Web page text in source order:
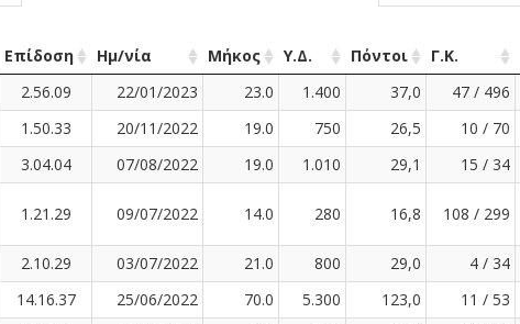
Επίδοση Ημ/νία Μήκος Υ.Δ. Πόντοι Γ.Κ.
2.56.09 22/01/2023 23.0 1.400 37,0 47 / 496
1.50.33 20/11/2022 19.0 750 26,5 10 / 70
3.04.04 07/08/2022 19.0 1.010 29,1 15 / 34
1.21.29 09/07/2022 14.0 280 16,8 108 / 299
2.10.29 03/07/2022 21.0 800 29,0 4 / 34
14.16.37 25/06/2022 70.0 5.300 123,0 11 / 53